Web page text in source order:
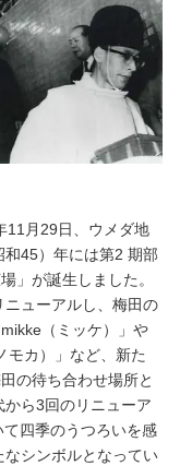
11月29日、ウメダ地
45）年には第2 期部
」が誕生しました。
ューアルし、梅田の
（ミッケ）」や
モカ）」など、新た
の待ち合わせ場所と
ら3回のリニューア
四季のうつろいを感
なシンボルとなってい